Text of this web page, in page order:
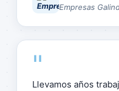
Empresas
"
Llevamos años